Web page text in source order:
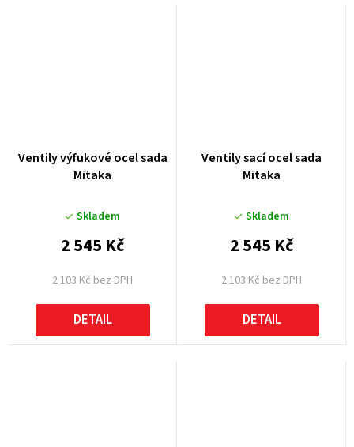
Ventily výfukové ocel sada
Mitaka
Skladem
2 103 Kč bez DPH
2 545 Kč
DETAIL
Ventily sací ocel sada
Mitaka
Skladem
2 103 Kč bez DPH
2 545 Kč
DETAIL